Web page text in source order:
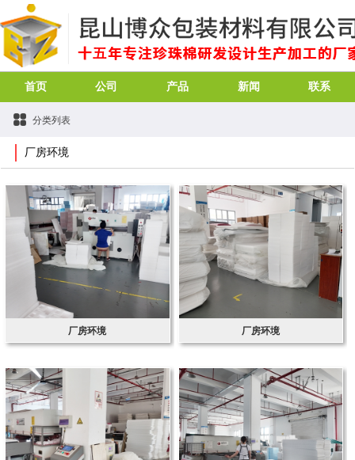
首页 公司 产品 新闻 联系
分类列表
厂房环境
厂房环境 厂房环境